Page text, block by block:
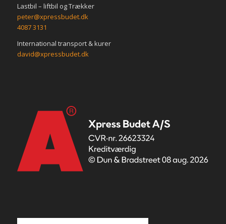
Lastbil – liftbil og Trækker
peter@xpressbudet.dk
4087 3131
International transport & kurer
david@xpressbudet.dk